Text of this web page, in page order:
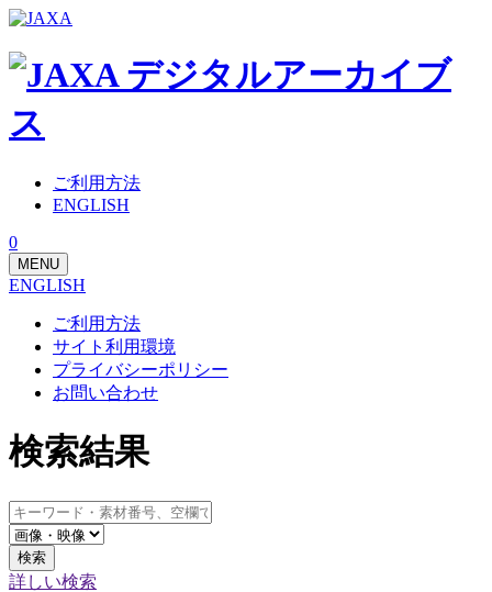
ご利用方法
ENGLISH
0
MENU
ENGLISH
ご利用方法
サイト利用環境
プライバシーポリシー
お問い合わせ
検索結果
検索
詳しい検索